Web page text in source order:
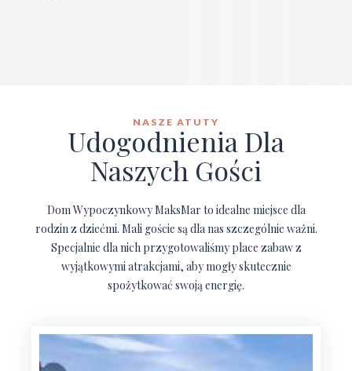
NASZE ATUTY
Udogodnienia Dla
Naszych Gości
Dom Wypoczynkowy MaksMar to idealne miejsce dla
rodzin z dziećmi. Mali goście są dla nas szczególnie ważni.
Specjalnie dla nich przygotowaliśmy place zabaw z
wyjątkowymi atrakcjami, aby mogły skutecznie
spożytkować swoją energię.